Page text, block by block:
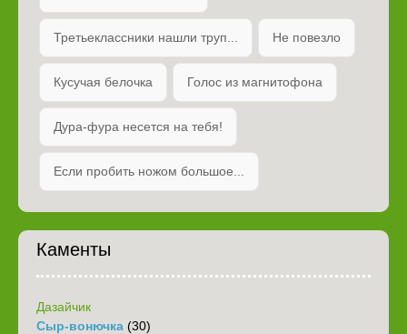
Третьеклассники нашли труп... Не повезло
Кусучая белочка Голос из магнитофона
Дура-фура несется на тебя!
Если пробить ножом большое...
Каменты
Дазайчик
Сыр-вонючка (30)